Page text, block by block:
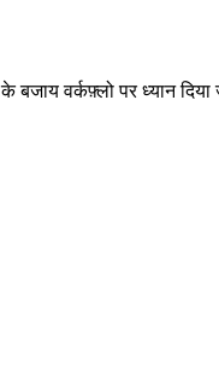
बजाय वर्कफ़्लो पर ध्यान